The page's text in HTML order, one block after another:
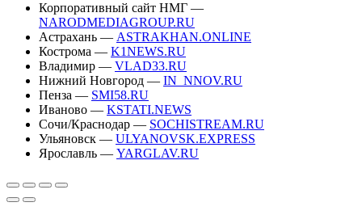
Корпоративный сайт НМГ —
NARODMEDIAGROUP.RU
Астрахань — ASTRAKHAN.ONLINE
Кострома — K1NEWS.RU
Владимир — VLAD33.RU
Нижний Новгород — IN_NNOV.RU
Пенза — SMI58.RU
Иваново — KSTATI.NEWS
Сочи/Краснодар — SOCHISTREAM.RU
Ульяновск — ULYANOVSK.EXPRESS
Ярославль — YARGLAV.RU